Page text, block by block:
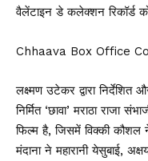
वैलेंटाइन डे कलेक्शन रिकॉर्ड
Chhaava Box Office
लक्ष्मण उटेकर द्वारा निर्देशित
निर्मित ‘छावा’ मराठा राजा
फिल्म है, जिसमें विक्की कौशल
मंदाना ने महारानी येसुबाई,